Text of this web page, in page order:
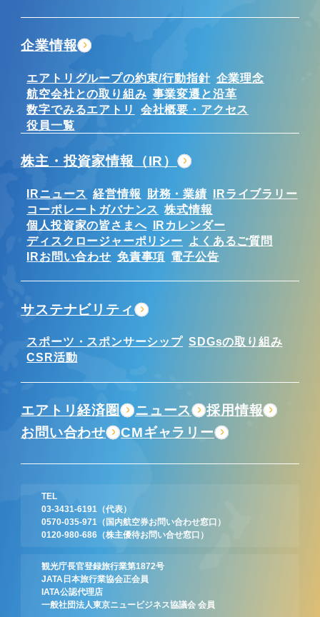
TEL
03-3431-6191
（代表）
0570-035-971
（国内航空券お問い合わせ窓口）
0120-980-686 （株主優待お問い合せ窓口）
観光庁長官登録旅行業第1872号
JATA日本旅行業協会正会員
IATA公認代理店
一般社団法人東京ニュービジネス協議会 会員
企業情報
エアトリグループの約束/行動指針 企業理念
航空会社との取り組み 事業変遷と沿革
数字でみるエアトリ
会社概要・アクセス
役員一覧
株主・投資家情報（IR）
IRニュース 経営情報 財務・業績 IRライブラリー
コーポレートガバナンス 株式情報
個人投資家の皆さまへ IRカレンダー
ディスクロージャーポリシー
よくあるご質問
IRお問い合わせ 免責事項 電子公告
サステナビリティ
スポーツ・スポンサーシップ SDGsの取り組み
CSR活動
エアトリ経済圏 ニュース
採用情報
お問い合わせ
CMギャラリー